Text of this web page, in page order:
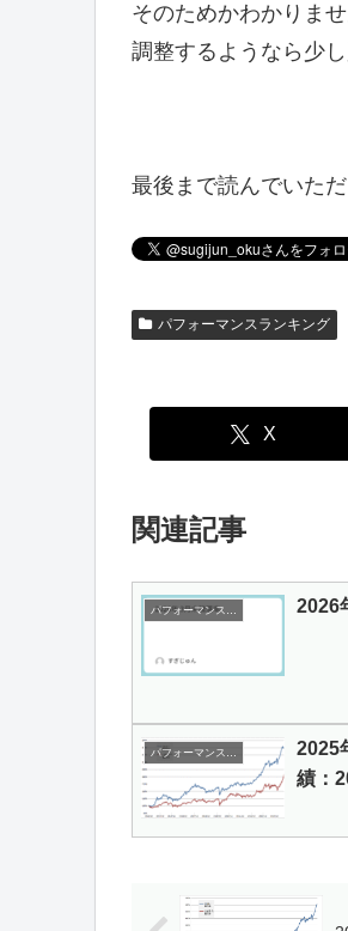
そのためかわかりま
調整するようなら少し
最後まで読んでいた
パフォーマンスランキング
X
関連記事
2026
2025
績：